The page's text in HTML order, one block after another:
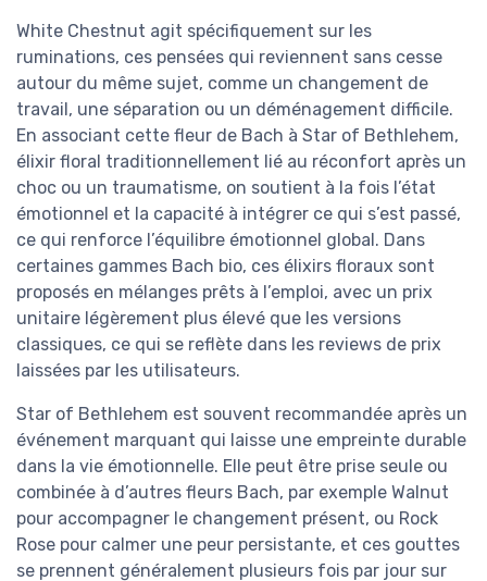
White Chestnut agit spécifiquement sur les
ruminations, ces pensées qui reviennent sans cesse
autour du même sujet, comme un changement de
travail, une séparation ou un déménagement difficile.
En associant cette fleur de Bach à Star of Bethlehem,
élixir floral traditionnellement lié au réconfort après un
choc ou un traumatisme, on soutient à la fois l’état
émotionnel et la capacité à intégrer ce qui s’est passé,
ce qui renforce l’équilibre émotionnel global. Dans
certaines gammes Bach bio, ces élixirs floraux sont
proposés en mélanges prêts à l’emploi, avec un prix
unitaire légèrement plus élevé que les versions
classiques, ce qui se reflète dans les reviews de prix
laissées par les utilisateurs.
Star of Bethlehem est souvent recommandée après un
événement marquant qui laisse une empreinte durable
dans la vie émotionnelle. Elle peut être prise seule ou
combinée à d’autres fleurs Bach, par exemple Walnut
pour accompagner le changement présent, ou Rock
Rose pour calmer une peur persistante, et ces gouttes
se prennent généralement plusieurs fois par jour sur